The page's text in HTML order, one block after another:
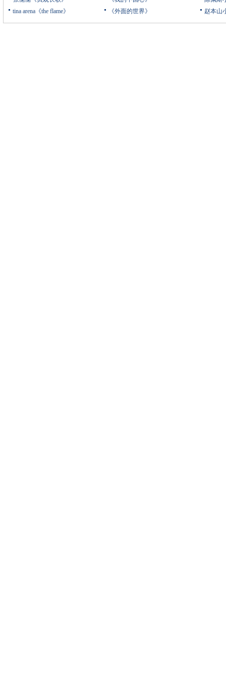
tina arena《the flame》
《外面的世界》
赵本山